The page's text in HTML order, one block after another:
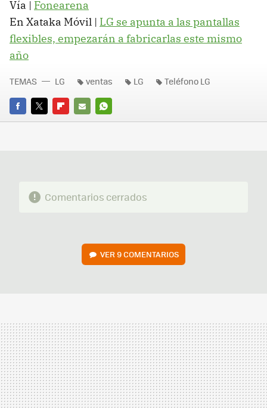
Vía | Fonearena
En Xataka Móvil | LG se apunta a las pantallas
flexibles, empezarán a fabricarlas este mismo
año
FACEBOOK
TWITTERFLIPBOARD
E-
WHATSAPP
TEMAS LG ventas LG Teléfono LG
Comentarios cerrados
VER 9 COMENTARIOS